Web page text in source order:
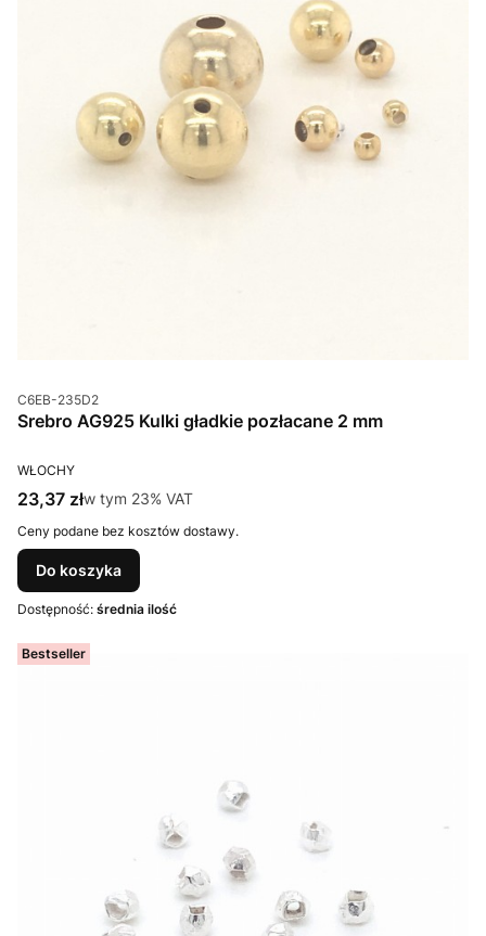
Kod produktu
C6EB-235D2
Srebro AG925 Kulki gładkie pozłacane 2 mm
PRODUCENT
WŁOCHY
Cena brutto
23,37 złw tym %s VAT
w tym 23% VAT
Ceny podane bez kosztów dostawy.
Do koszyka
Dostępność: średnia ilość
Bestseller